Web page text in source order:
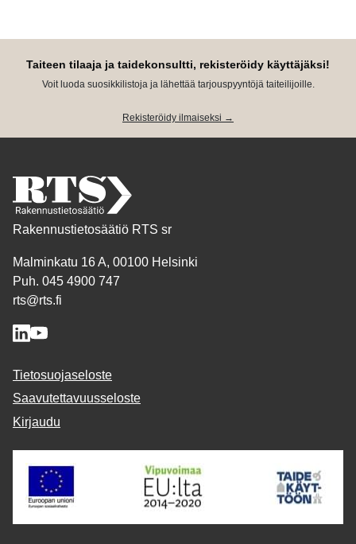
Taiteen tilaaja ja taidekonsultti, rekisteröidy käyttäjäksi!
Voit luoda suosikkilistoja ja lähettää tarjouspyyntöjä taiteilijoille.
Rekisteröidy ilmaiseksi →
Rakennustietosäätiö RTS sr
Malminkatu 16 A, 00100 Helsinki
Puh. 045 4900 747
rts@rts.fi
Tietosuojaseloste
Saavutettavuusseloste
Kirjaudu